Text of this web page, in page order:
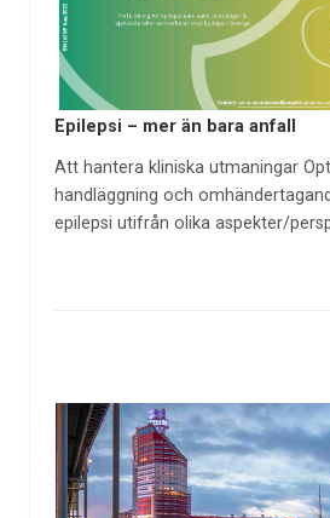
Epilepsi – mer än bara anfall
Att hantera kliniska utmaningar
handläggning och
epilepsi utifrån olika aspekter/